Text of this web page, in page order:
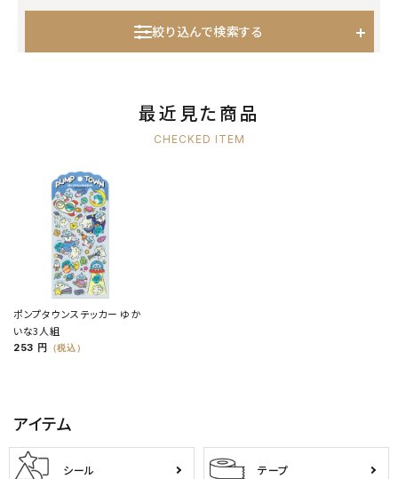
絞り込んで検索する
最近見た商品
CHECKED ITEM
ポンプタウンステッカー ゆか
いな3人組
253 円 （税込）
アイテム
シール テープ